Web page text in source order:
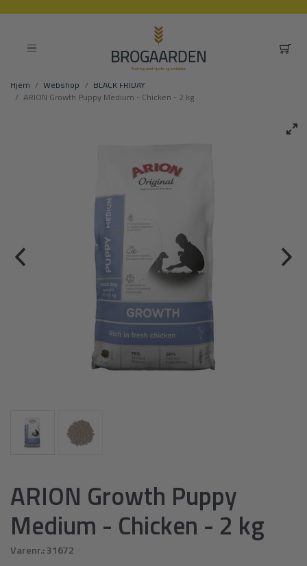
Hjem Webshop
BLACK FRIDAY
ARION Growth Puppy Medium - Chicken - 2 kg
ARION Growth Puppy
Medium - Chicken - 2 kg
Varenr.:31672